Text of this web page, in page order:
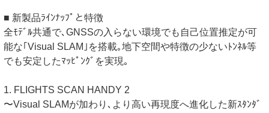
■ 新製品ﾗｲﾝﾅｯﾌﾟと特徴
全ﾓﾃﾞﾙ共通で､GNSSの入らない環境でも自己位置推定が可
能な｢Visual SLAM｣を搭載｡地下空間や特徴の少ないﾄﾝﾈﾙ等
でも安定したﾏｯﾋﾟﾝｸﾞを実現｡
1. FLIGHTS SCAN HANDY 2
〜Visual SLAMが加わり､より高い再現度へ進化した新ｽﾀﾝﾀﾞ